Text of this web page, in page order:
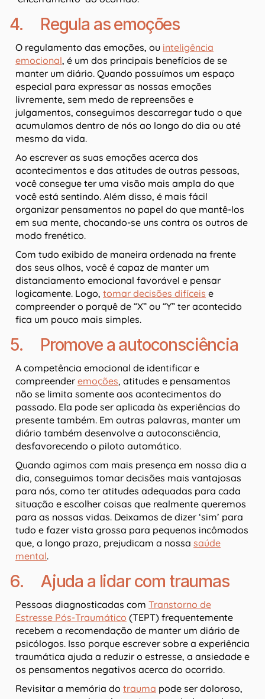
4. Regula as emoções
O regulamento das emoções, ou inteligência
emocional, é um dos principais benefícios de se
manter um diário. Quando possuímos um espaço
especial para expressar as nossas emoções
livremente, sem medo de repreensões e
julgamentos, conseguimos descarregar tudo o que
acumulamos dentro de nós ao longo do dia ou até
mesmo da vida.
Ao escrever as suas emoções acerca dos
acontecimentos e das atitudes de outras pessoas,
você consegue ter uma visão mais ampla do que
você está sentindo. Além disso, é mais fácil
organizar pensamentos no papel do que mantê-los
em sua mente, chocando-se uns contra os outros de
modo frenético.
Com tudo exibido de maneira ordenada na frente
dos seus olhos, você é capaz de manter um
distanciamento emocional favorável e pensar
logicamente. Logo, tomar decisões difíceis e
compreender o porquê de “X” ou “Y” ter acontecido
fica um pouco mais simples.
5. Promove a autoconsciência
A competência emocional de identificar e
compreender emoções, atitudes e pensamentos
não se limita somente aos acontecimentos do
passado. Ela pode ser aplicada às experiências do
presente também. Em outras palavras, manter um
diário também desenvolve a autoconsciência,
desfavorecendo o piloto automático.
Quando agimos com mais presença em nosso dia a
dia, conseguimos tomar decisões mais vantajosas
para nós, como ter atitudes adequadas para cada
situação e escolher coisas que realmente queremos
para as nossas vidas. Deixamos de dizer ‘sim’ para
tudo e fazer vista grossa para pequenos incômodos
que, a longo prazo, prejudicam a nossa saúde
mental.
6. Ajuda a lidar com traumas
Pessoas diagnosticadas com Transtorno de
Estresse Pós-Traumático (TEPT) frequentemente
recebem a recomendação de manter um diário de
psicólogos. Isso porque escrever sobre a experiência
traumática ajuda a reduzir o estresse, a ansiedade e
os pensamentos negativos acerca do ocorrido.
Revisitar a memória do trauma pode ser doloroso,